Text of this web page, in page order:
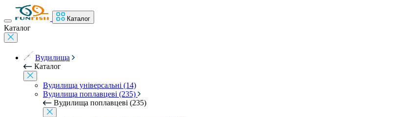
Каталог
Каталог
Вудилища
Каталог
Вудилища універсальні (14)
Вудилища поплавцеві (235)
Вудилища поплавцеві (235)